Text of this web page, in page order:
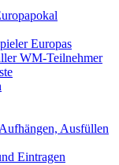
Europas
WM-Teilnehmer
Ausfüllen
Eintragen